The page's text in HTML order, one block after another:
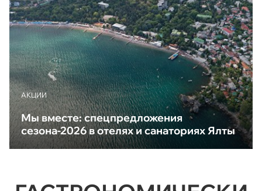
АКЦИИ
Мы вместе: спецпредложения
сезона-2026 в отелях и санаториях Ялты